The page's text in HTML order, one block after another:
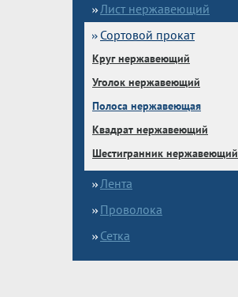
Лист нержавеющий
Сортовой прокат
Круг нержавеющий
Уголок нержавеющий
Полоса нержавеющая
Квадрат нержавеющий
Шестигранник нержавеющий
Лента
Проволока
Сетка